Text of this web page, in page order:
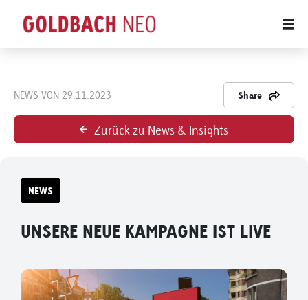
NEWS VON 29.11.2023 Share
Zurück zu News & Insights
NEWS
UNSERE NEUE KAMPAGNE IST LIVE